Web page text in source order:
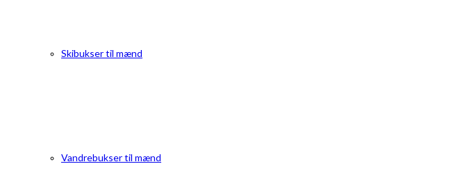
Skibukser til mænd
Vandrebukser til mænd